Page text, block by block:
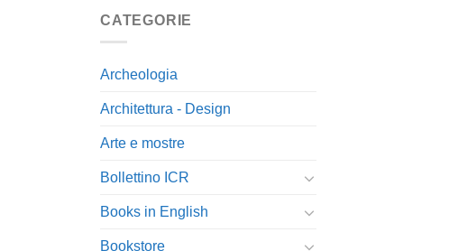
CATEGORIE
Archeologia
Architettura - Design
Arte e mostre
Bollettino ICR
Books in English
Bookstore